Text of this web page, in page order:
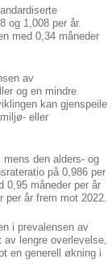
og 1,008 per år.
med 0,34 måneder
av
og en mindre
kan gjenspeile
eller
den alders- og
på 0,986 per
0,95 måneder per år
per år frem mot 2022.
i prevalensen av
lengre overlevelse,
en generell økning i